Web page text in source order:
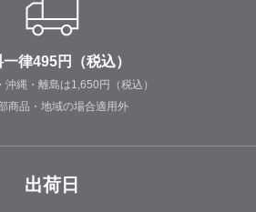
律495円（税込）
縄・離島は1,650円（税込）
商品・地域の場合適用外
出荷日